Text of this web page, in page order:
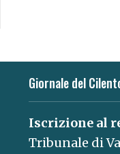
Giornale del
Iscrizione al
Tribunale di